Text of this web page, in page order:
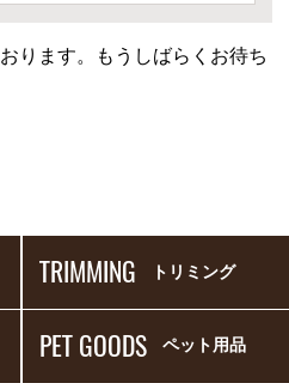
ります。もうしばらくお待ち
TRIMMING トリミング
PET GOODS ペット用品